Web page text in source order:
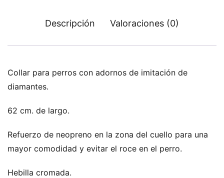
Descripción Valoraciones (0)
Collar para perros con adornos de imitación de
diamantes.
62 cm. de largo.
Refuerzo de neopreno en la zona del cuello para una
mayor comodidad y evitar el roce en el perro.
Hebilla cromada.